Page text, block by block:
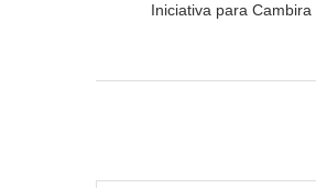
Iniciativa para Cambira